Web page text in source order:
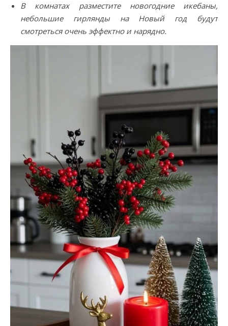
В комнатах разместите новогодние икебаны,
небольшие гирлянды на Новый год будут
смотреться очень эффектно и нарядно.